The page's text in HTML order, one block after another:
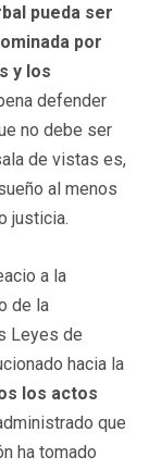
pueda ser
por
y los
defender
no debe ser
de vistas es,
al menos
justicia.
a la
de la
Leyes de
hacia la
los actos
que
ha tomado